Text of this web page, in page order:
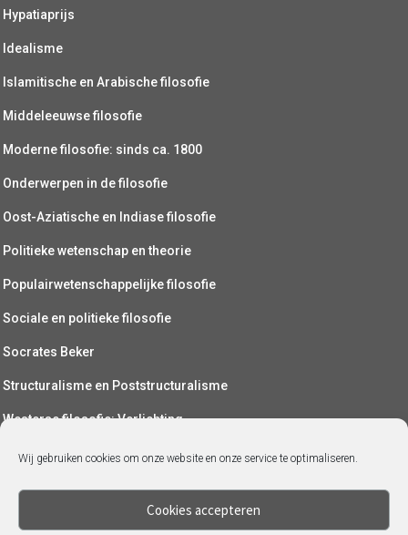
Wij gebruiken cookies om onze website en onze service te optimaliseren.
Cookies accepteren
Hypatiaprijs
Idealisme
Islamitische en Arabische filosofie
Middeleeuwse filosofie
Moderne filosofie: sinds ca. 1800
Onderwerpen in de filosofie
Oost-Aziatische en Indiase filosofie
Politieke wetenschap en theorie
Populairwetenschappelijke filosofie
Sociale en politieke filosofie
Socrates Beker
Structuralisme en Poststructuralisme
Westerse filosofie: Verlichting
Wetenschapsfilosofie
Yoga (als filosofie)